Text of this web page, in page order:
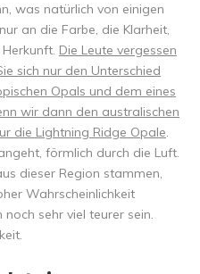
was natürlich von einigen
an die Farbe, die Klarheit,
Die Leute vergessen
sich nur den Unterschied
Opals und dem eines
wir dann den australischen
die Lightning Ridge Opale.
förmlich durch die Luft.
dieser Region stammen,
Wahrscheinlichkeit
sehr viel teurer sein.